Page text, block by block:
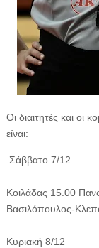
Οι διαιτητές και οι
είναι:
Σάββατο 7/12
Κοιλάδας 15.00
Βασιλόπουλος-
Κυριακή 8/12